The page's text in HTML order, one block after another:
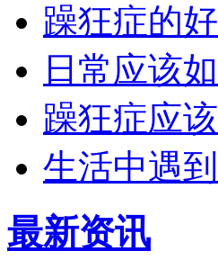
躁狂症的
日常应该
躁狂症应
生活中遇
最新资讯